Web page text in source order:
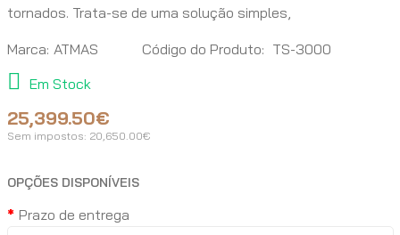
tornados. Trata-se de uma solução simples,
Marca: ATMAS Código do Produto: TS-3000
Em Stock
25,399.50€
Sem impostos: 20,650.00€
OPÇÕES DISPONÍVEIS
Prazo de entrega